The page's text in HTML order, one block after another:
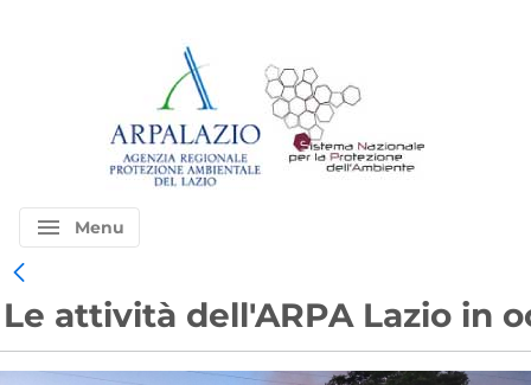
menu Menu
Le attività dell'ARPA Lazio in